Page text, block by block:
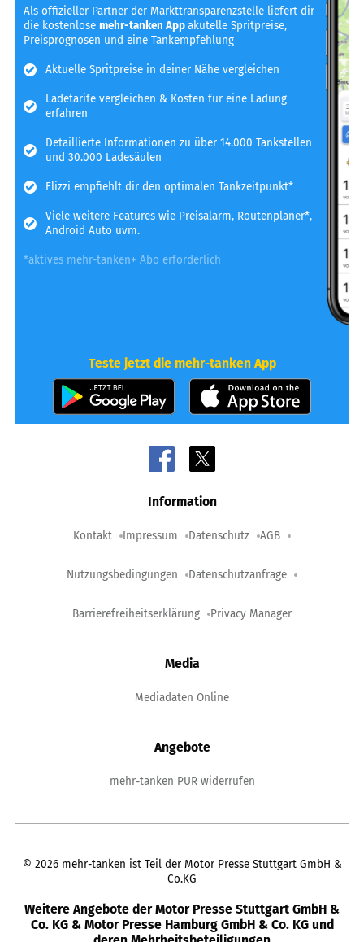
Als offizieller Partner der Markttransparenzstelle liefert dir
die kostenlosemehr-tanken Appakutelle Spritpreise,
Preisprognosen und eine Tankempfehlung
Aktuelle Spritpreise in deiner Nähe vergleichen
Ladetarife vergleichen & Kosten für eine Ladung
erfahren
Detaillierte Informationen zu über 14.000 Tankstellen
und 30.000 Ladesäulen
Flizzi empfiehlt dir den optimalen Tankzeitpunkt*
Viele weitere Features wie Preisalarm, Routenplaner*,
Android Auto uvm.
*aktives mehr-tanken+ Abo erforderlich
Teste jetzt die mehr-tanken App
Information
Kontakt Impressum Datenschutz AGB
Nutzungsbedingungen Datenschutzanfrage
Barrierefreiheitserklärung Privacy Manager
Media
Mediadaten Online
Angebote
mehr-tanken PUR widerrufen
© 2026 mehr-tanken ist Teil der Motor Presse Stuttgart GmbH &
Co.KG
Weitere Angebote der Motor Presse Stuttgart GmbH &
Co. KG & Motor Presse Hamburg GmbH & Co. KG und